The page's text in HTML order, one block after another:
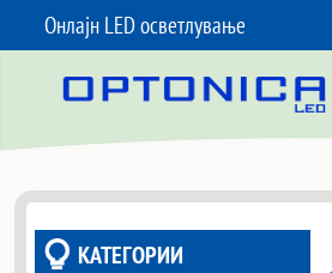
Онлајн LED осветлување
КАТЕГОРИИ